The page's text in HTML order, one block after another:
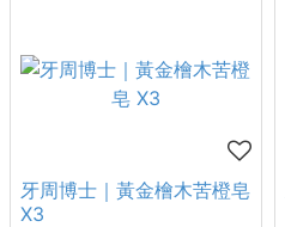
牙周博士｜黃金檜木苦橙皂
X3